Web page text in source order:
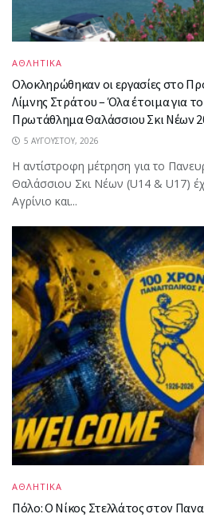
ΑΘΛΗΤΙΚΑ
Ολοκληρώθηκαν οι εργασίες στο
Λίμνης Στράτου – Όλα έτοιμα για
Πρωτάθλημα Θαλάσσιου Σκι Νέων
5 ΑΥΓΟΎΣΤΟΥ, 2026
Η αντίστροφη μέτρηση για το
Θαλάσσιου Σκι Νέων (U14 & U17)
Αγρίνιο και...
ΑΘΛΗΤΙΚΑ
Πόλο: Ο Νίκος Στελλάτος στον